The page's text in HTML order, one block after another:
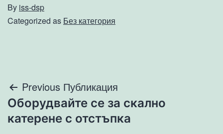
By iss-dsp
Categorized as Без категория
Навигация
Previous Публикация
Оборудвайте се за скално
катерене с отстъпка